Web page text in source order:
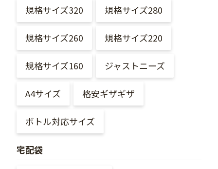
規格サイズ320 規格サイズ280
規格サイズ260 規格サイズ220
規格サイズ160 ジャストニーズ
A4サイズ 格安ギザギザ
ボトル対応サイズ
宅配袋